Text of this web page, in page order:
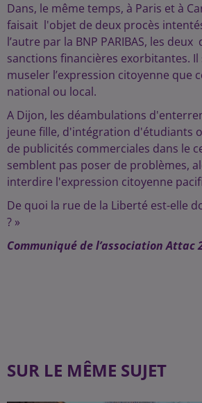
Dans, le même temps, à Paris et à
faisait l'objet de deux procès intentés
l’autre par la BNP PARIBAS, les
sanctions financières exorbitantes. Il
museler l’expression citoyenne que
national ou local.
A Dijon, les déambulations
jeune fille, d'intégration d'étudiants
de publicités commerciales dans le
semblent pas poser de problèmes,
interdire l'expression citoyenne
De quoi la rue de la Liberté est-elle
? »
Communiqué de l’association Attac
SUR LE MÊME SUJET